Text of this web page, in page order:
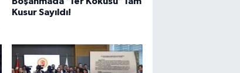
Kusur Sayıldı!